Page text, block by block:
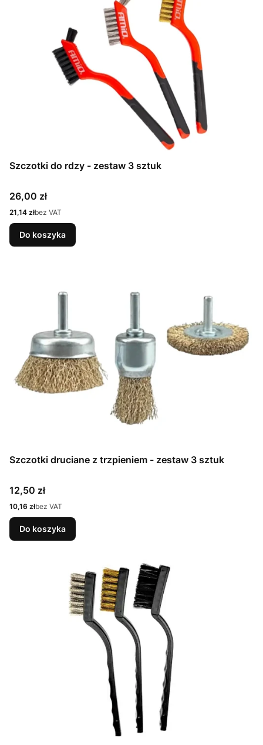
Szczotki do rdzy - zestaw 3 sztuk
Cena
26,00 zł
Cena
21,14 złbez VAT
Do koszyka
Szczotki druciane z trzpieniem - zestaw 3 sztuk
Cena
12,50 zł
Cena
10,16 złbez VAT
Do koszyka